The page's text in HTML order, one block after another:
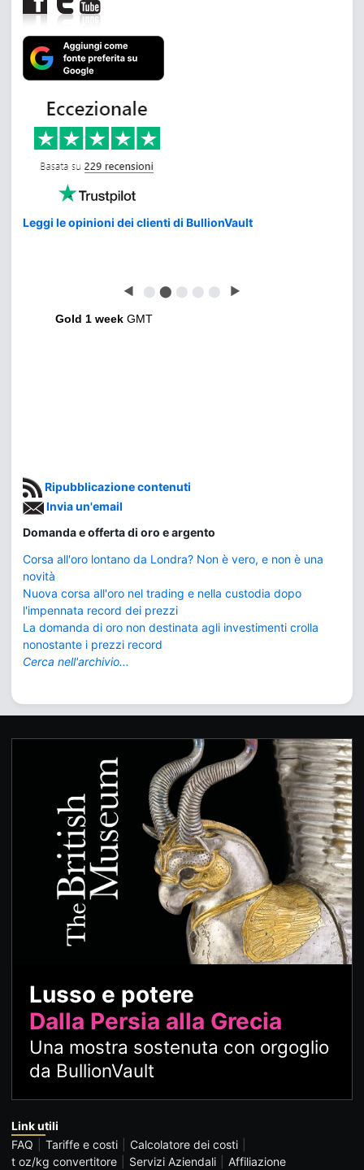
Leggi le opinioni dei clienti di BullionVault
◀ ⬤ ⬤ ⬤ ⬤ ⬤ ▶
Gold 1 week GMT
Ripubblicazione contenuti
Invia un'email
Domanda e offerta di oro e argento
Corsa all'oro lontano da Londra? Non è vero, e non è una
novità
Nuova corsa all'oro nel trading e nella custodia dopo
l'impennata record dei prezzi
La domanda di oro non destinata agli investimenti crolla
nonostante i prezzi record
Cerca nell'archivio...
Lusso e potere
Dalla Persia alla Grecia
Una mostra sostenuta con orgoglio
da BullionVault
Link utili
FAQ
Tariffe e costi
Calcolatore dei costi
t oz/kg convertitore
Servizi Aziendali
Affiliazione